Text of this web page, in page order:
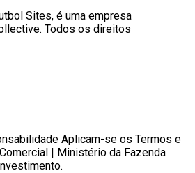
Sites, é uma empresa
Todos os direitos
Aplicam-se os Termos e
| Ministério da Fazenda